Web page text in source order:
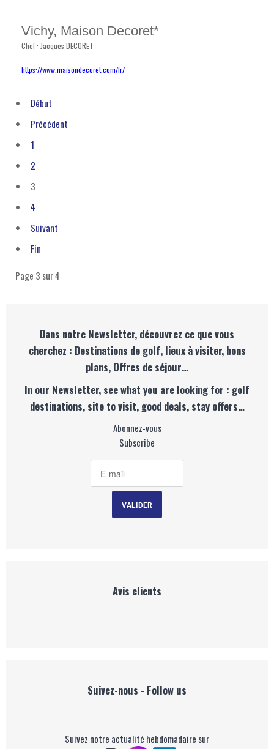
Vichy, Maison Decoret*
Chef : Jacques DECORET
https://www.maisondecoret.com/fr/
Début
Précédent
1
2
3
4
Suivant
Fin
Page 3 sur 4
Dans notre Newsletter, découvrez ce que vous
cherchez : Destinations de golf, lieux à visiter, bons
plans, Offres de séjour…
In our Newsletter, see what you are looking for : golf
destinations, site to visit, good deals, stay offers…
Abonnez-vous
Subscribe
Avis clients
Suivez-nous - Follow us
Suivez notre actualité hebdomadaire sur